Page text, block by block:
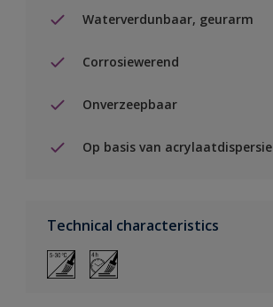
Waterverdunbaar, geurarm
Corrosiewerend
Onverzeepbaar
Op basis van acrylaatdispersie
Technical characteristics